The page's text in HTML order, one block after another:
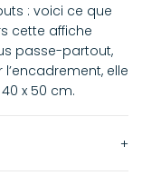
: voici ce que
cette affiche
passe-partout,
elle
x 50 cm.